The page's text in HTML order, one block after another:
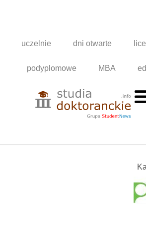
uczelnie dni otwarte
podyplomowe MBA